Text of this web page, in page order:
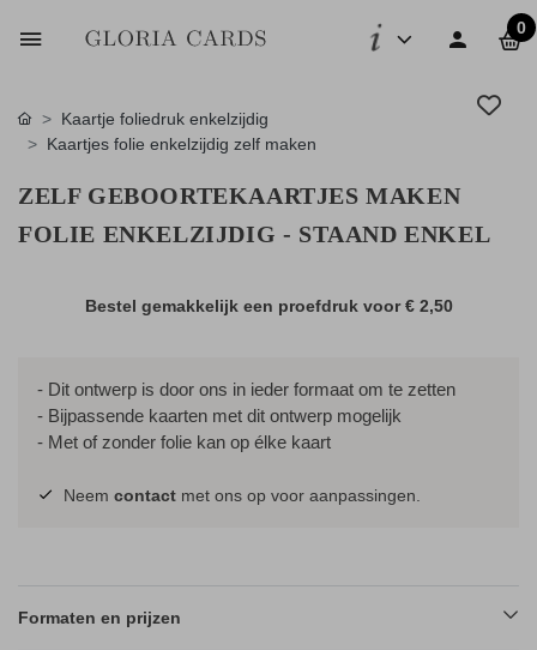
0
Kaartje foliedruk enkelzijdig
Kaartjes folie enkelzijdig zelf maken
ZELF GEBOORTEKAARTJES MAKEN
FOLIE ENKELZIJDIG - STAAND ENKEL
Bestel gemakkelijk een proefdruk voor€ 2,50
- Dit ontwerp is door ons in ieder formaat om te zetten
- Bijpassende kaarten met dit ontwerp mogelijk
- Met of zonder folie kan op élke kaart
Neem contact met ons op voor aanpassingen.
Formaten en prijzen